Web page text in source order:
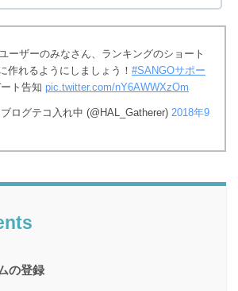
ーザーのみなさん、ランキングのショート
作れるようにしましょう！ #SANGOサポー
ト告知 pic.twitter.com/nY6AWWXzOm
ログテコ入れ中 (@HAL_Gatherer) 2018年9
の登録